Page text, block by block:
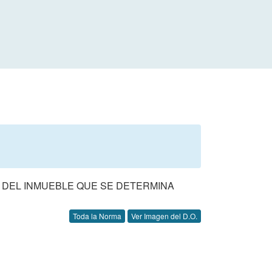
INMUEBLE QUE SE DETERMINA
Toda la Norma Ver Imagen del D.O.